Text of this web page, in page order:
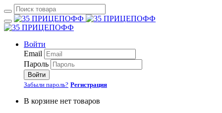
Войти
Email
Пароль
Войти
Забыли пароль? Регистрация
В корзине нет товаров